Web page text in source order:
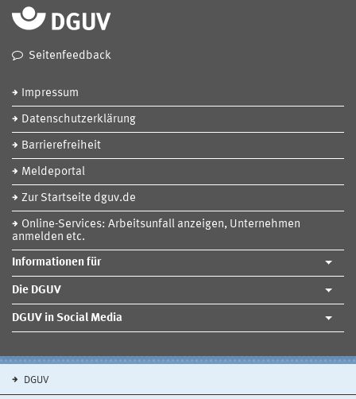
Seitenfeedback
Impressum
Datenschutzerklärung
Barrierefreiheit
Meldeportal
Zur Startseite dguv.de
Online-Services: Arbeitsunfall anzeigen, Unternehmen
anmelden etc.
Informationen für
Die DGUV
DGUV in Social Media
DGUV